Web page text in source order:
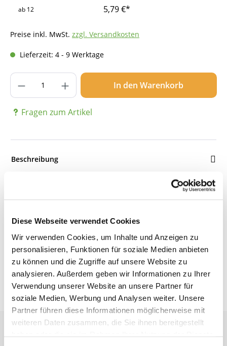
Diese Webseite verwendet Cookies
Wir verwenden Cookies, um Inhalte und Anzeigen zu
personalisieren, Funktionen für soziale Medien anbieten
zu können und die Zugriffe auf unsere Website zu
analysieren. Außerdem geben wir Informationen zu Ihrer
Verwendung unserer Website an unsere Partner für
soziale Medien, Werbung und Analysen weiter. Unsere
Partner führen diese Informationen möglicherweise mit
weiteren Daten zusammen, die Sie ihnen bereitgestellt
ab 12 5,79 €*
Preise inkl. MwSt. zzgl. Versandkosten
Lieferzeit: 4 - 9 Werktage
Produkt Anzahl: Gib den gewünschten
In den Warenkorb
Fragen zum Artikel
Beschreibung
Details
Bewertungen